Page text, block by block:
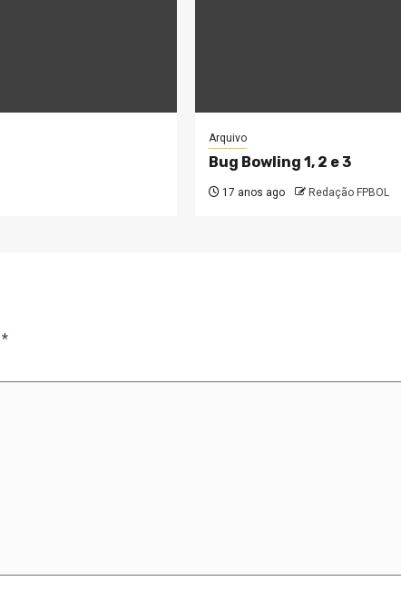
Arquivo
Bug Bowling 1, 2 e 3
17 anos ago Redação FPBOL
*